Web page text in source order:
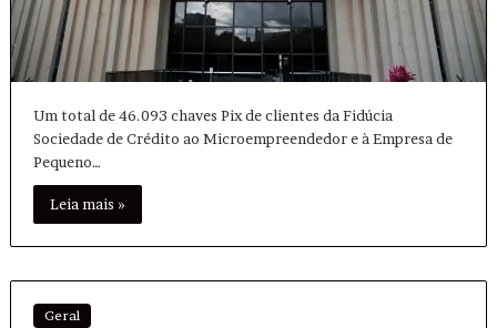
Um total de 46.093 chaves Pix de clientes da Fidúcia
Sociedade de Crédito ao Microempreendedor e à Empresa de
Pequeno…
Leia mais »
Geral